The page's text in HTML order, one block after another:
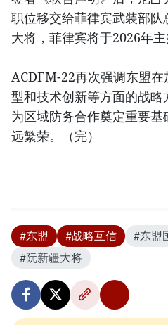
职位移交给菲律宾武装部队
大将，菲律宾将于2026年主
ACDFM-22再次强调东盟
型和技术创新等方面的战
为区域防务合作奠定重要
远繁荣。（完）
#东盟 #战略互信
#东盟
#阮新疆大将